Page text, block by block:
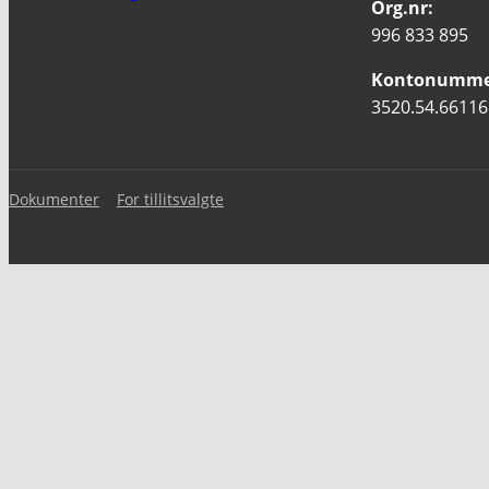
Org.nr:
996 833 895
3520.54.66116
Dokumenter For tillitsvalgte